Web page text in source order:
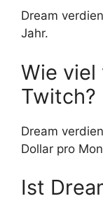
Dream
Jahr.
Wie viel
Twitch?
Dream
Dollar pro
Ist